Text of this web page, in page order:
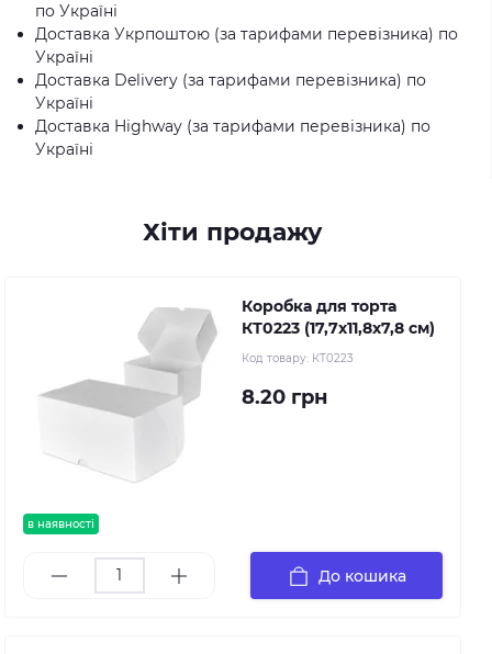
по Україні
Доставка Укрпоштою (за тарифами перевізника) по
Україні
Доставка Delivery (за тарифами перевізника) по
Україні
Доставка Highway (за тарифами перевізника) по
Україні
Хіти продажу
в наявності
Коробка для торта
КТ0223 (17,7х11,8х7,8 см)
Код товару: КТ0223
8.20 грн
До кошика